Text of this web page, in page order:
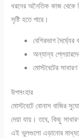
ধরনের অনৈতিক কাজ থেকে
সৃষ্টি হতে পারে।
বেশিরভাগ
অন্যান্য
মোস্টবেটের
উপসংহার
মোস্টবেটে বোনাস বাজির
দেয়া যায়। তবে, কিছু
এই ভুলগুলো এড়ানোর